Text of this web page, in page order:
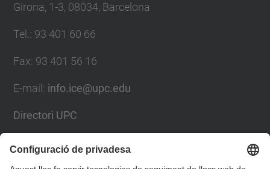
Girona, 1-3, 08034, Barcelona
Tel. : 93 401 60 66
Fax: 93 401 56 16
E-mail: info.ice@upc.edu
Directori UPC
Formulari de contacte